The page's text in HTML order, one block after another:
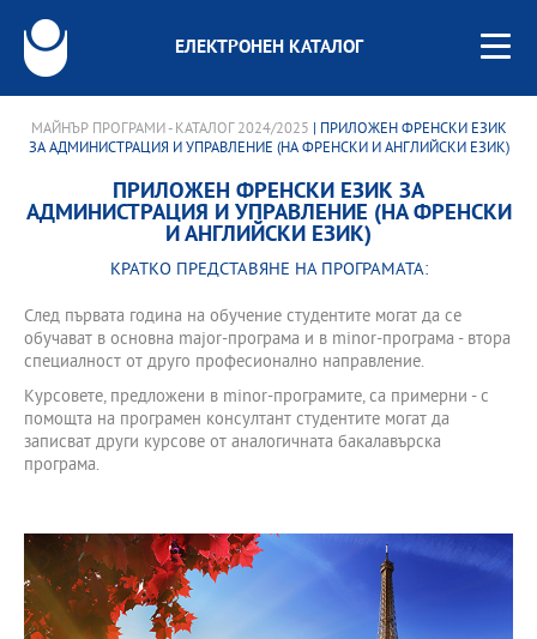
ЕЛЕКТРОНЕН КАТАЛОГ
МАЙНЪР ПРОГРАМИ - КАТАЛОГ 2024/2025 | ПРИЛОЖЕН ФРЕНСКИ ЕЗИК
ЗА АДМИНИСТРАЦИЯ И УПРАВЛЕНИЕ (НА ФРЕНСКИ И АНГЛИЙСКИ ЕЗИК)
ПРИЛОЖЕН ФРЕНСКИ ЕЗИК ЗА
АДМИНИСТРАЦИЯ И УПРАВЛЕНИЕ (НА ФРЕНСКИ
И АНГЛИЙСКИ ЕЗИК)
КРАТКО ПРЕДСТАВЯНЕ НА ПРОГРАМАТА:
След първата година на обучение студентите могат да се
обучават в основна major-програма и в minor-програма - втора
специалност от друго професионално направление.
Курсовете, предложени в minor-програмите, са примерни - с
помощта на програмен консултант студентите могат да
записват други курсове от аналогичната бакалавърска
програма.